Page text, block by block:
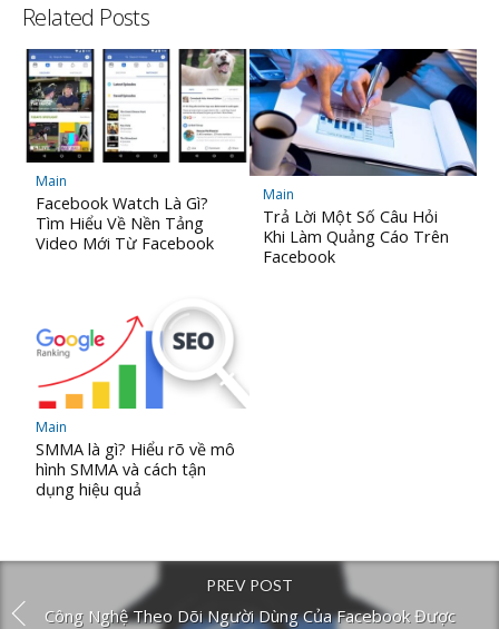
Related Posts
Main
Facebook Watch Là Gì?
Tìm Hiểu Về Nền Tảng
Video Mới Từ Facebook
Main
Trả Lời Một Số Câu Hỏi
Khi Làm Quảng Cáo Trên
Facebook
Main
SMMA là gì? Hiểu rõ về mô
hình SMMA và cách tận
dụng hiệu quả
PREV POST
Công Nghệ Theo Dõi Người Dùng Của Facebook Được